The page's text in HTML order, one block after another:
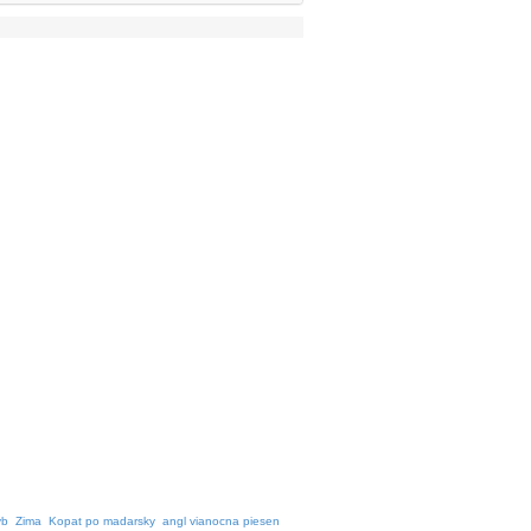
Zima Kopat po madarsky angl vianocna piesen